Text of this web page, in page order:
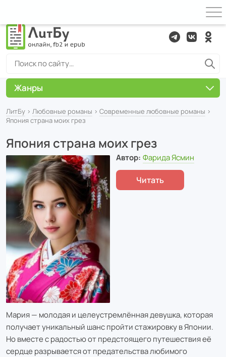
ЛитБу › Любовные романы › Современные любовные романы ›
Япония страна моих грез
Япония страна моих грез
Автор: Фарида Ясмин
Читать
Мария — молодая и целеустремлённая девушка, которая
получает уникальный шанс пройти стажировку в Японии.
Но вместе с радостью от предстоящего путешествия её
сердце разрывается от предательства любимого
Жанры